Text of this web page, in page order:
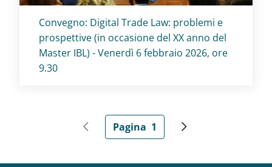
Titolo card :
Convegno: Digital Trade Law: problemi e
prospettive (in occasione del XX anno del
Master IBL) - Venerdì 6 febbraio 2026, ore
9.30
Paginazione
Pagina precedentePagina attuale
Pagina 1 Pagina successiva